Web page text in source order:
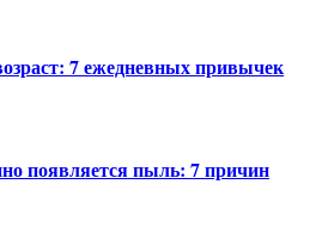
7 ежедневных привычек
появляется пыль: 7 причин